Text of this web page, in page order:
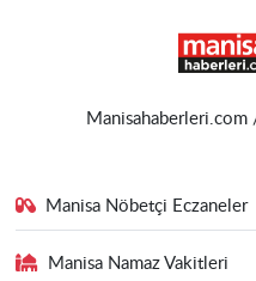
Manisahaberleri.com
Manisa Nöbetçi Eczaneler
Manisa Namaz Vakitleri